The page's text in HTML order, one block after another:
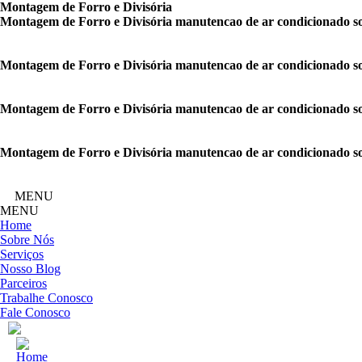
Montagem de Forro e Divisória
Montagem de Forro e Divisória manutencao de ar condicionado
Montagem de Forro e Divisória manutencao de ar condicionado
Montagem de Forro e Divisória manutencao de ar condicionado
Montagem de Forro e Divisória manutencao de ar condicionado
MENU
MENU
Home
Sobre Nós
Serviços
Nosso Blog
Parceiros
Trabalhe Conosco
Fale Conosco
Home